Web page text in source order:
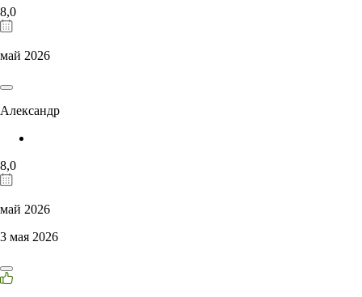
8,0
май 2026
Александр
8,0
май 2026
3 мая 2026